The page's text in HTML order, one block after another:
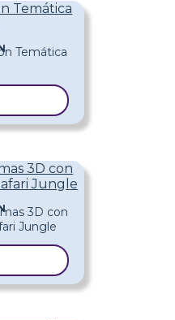
Temática
3D con
Jungle